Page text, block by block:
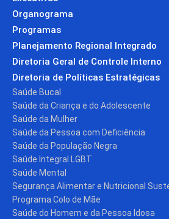
Organograma
Programas
Planejamento Regional Integrado
Diretoria Geral de Controle Interno
Diretoria de Políticas Estratégicas
Saúde Bucal
Saúde da Criança e do Adolescente
Saúde da Mulher
Saúde da Pessoa com Deficiência
Saúde da População Negra
Saúde Integral LGBT
Saúde Mental
Segurança Alimentar e Nutricional
Programa Colo de Mãe
Saúde do Homem e da Pessoa Idosa